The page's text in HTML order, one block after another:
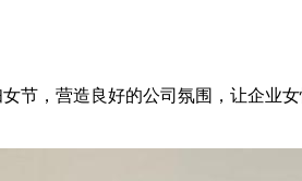
节，营造良好的公司氛围，让企业